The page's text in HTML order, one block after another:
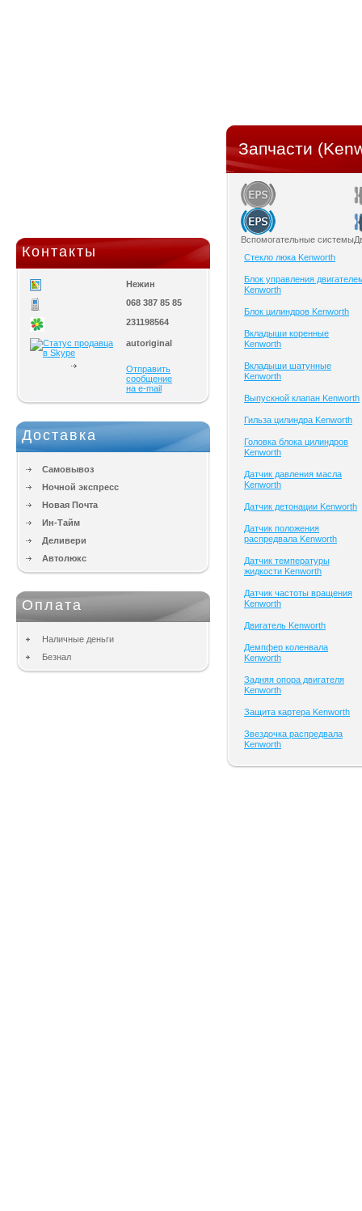
Контакты
Нежин
068 387 85 85
231198564
autoriginal
Отправить
сообщение
на e-mail
Доставка
Самовывоз
Ночной экспресс
Новая Почта
Ин-Тайм
Деливери
Автолюкс
Оплата
Наличные деньги
Безнал
Запчасти
Вспомогательные системы
Cтекло люка Kenworth
Блок управления
Kenworth
Блок цилиндров Kenworth
Вкладыши коренные
Kenworth
Вкладыши шатунные
Kenworth
Выпускной клапан Kenworth
Гильза цилиндра Kenworth
Головка блока цилиндров
Kenworth
Датчик давления масла
Kenworth
Датчик детонации Kenworth
Датчик положения
распредвала Kenworth
Датчик температуры
жидкости Kenworth
Датчик частоты вращения
Kenworth
Двигатель Kenworth
Демпфер коленвала
Kenworth
Задняя опора двигателя
Kenworth
Защита картера Kenworth
Звездочка распредвала
Kenworth